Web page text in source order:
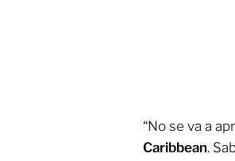
“No se va a
Caribbean.